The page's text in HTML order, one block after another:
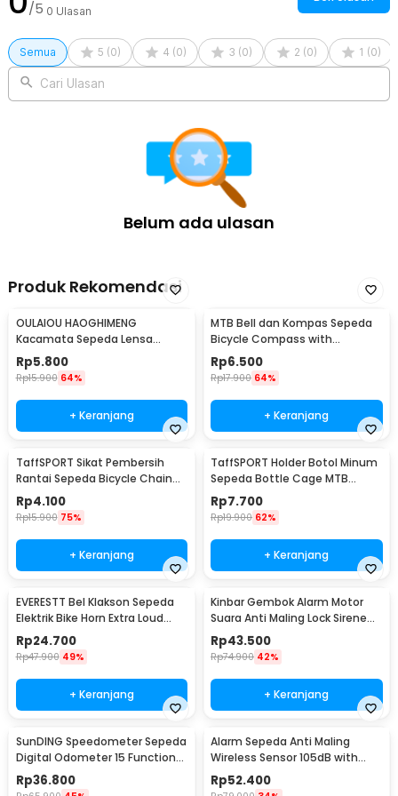
/5 0 Ulasan
Semua 5 (0) 4 (0) 3 (0) 2 (0) 1 (0)
Cari Ulasan
Belum ada ulasan
Produk Rekomendasi
OULAIOU HAOGHIMENG
Kacamata Sepeda Lensa
Mercury Cycling Outdoor Sport
- 3015
Rp5.800
Rp15.900 64%
+ Keranjang
MTB Bell dan Kompas Sepeda
Bicycle Compass with
Trumpet Bell Aluminium -
R2194
Rp6.500
Rp17.900 64%
+ Keranjang
TaffSPORT Sikat Pembersih
Rantai Sepeda Bicycle Chain
Cleaning Brush - YQ012
Rp4.100
Rp15.900 75%
+ Keranjang
TaffSPORT Holder Botol Minum
Sepeda Bottle Cage MTB
Adjustable - TMD05B
Rp7.700
Rp19.900 62%
+ Keranjang
EVERESTT Bel Klakson Sepeda
Elektrik Bike Horn Extra Loud
95dB - SB-205
Rp24.700
Rp47.900 49%
+ Keranjang
Kinbar Gembok Alarm Motor
Suara Anti Maling Lock Sirene
10mm - GA14
Rp43.500
Rp74.900 42%
+ Keranjang
SunDING Speedometer Sepeda
Digital Odometer 15 Function
LCD Display - SD-548B
Rp36.800
Alarm Sepeda Anti Maling
Wireless Sensor 105dB with
Remote Control - TE-168
Rp52.400